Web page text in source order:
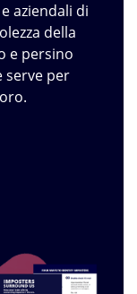
aziendali di
della
e persino
serve per